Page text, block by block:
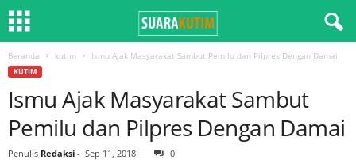
Beranda kutim Ismu Ajak Masyarakat Sambut Pemilu dan Pilpres Dengan Damai
KUTIM
Ismu Ajak Masyarakat Sambut
Pemilu dan Pilpres Dengan Damai
Penulis Redaksi - Sep 11, 2018 0